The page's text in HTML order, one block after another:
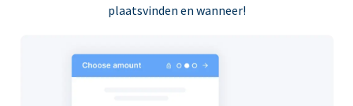
plaatsvinden en wanneer!